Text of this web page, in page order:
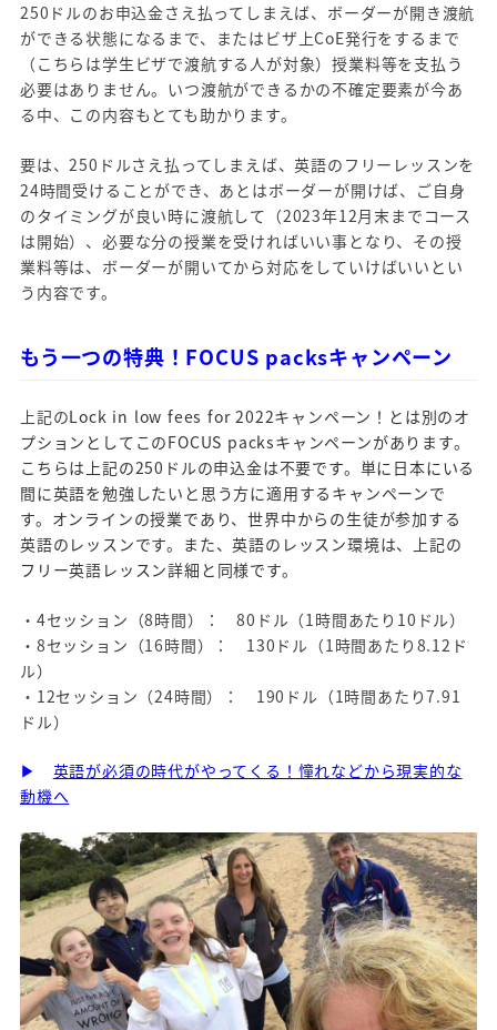
250ドルのお申込金さえ払ってしまえば、ボーダーが開き渡航
ができる状態になるまで、またはビザ上CoE発行をするまで
（こちらは学生ビザで渡航する人が対象）授業料等を支払う
必要はありません。いつ渡航ができるかの不確定要素が今あ
る中、この内容もとても助かります。
要は、250ドルさえ払ってしまえば、英語のフリーレッスンを
24時間受けることができ、あとはボーダーが開けば、ご自身
のタイミングが良い時に渡航して（2023年12月末までコース
は開始）、必要な分の授業を受ければいい事となり、その授
業料等は、ボーダーが開いてから対応をしていけばいいとい
う内容です。
もう一つの特典！FOCUS packsキャンペーン
上記のLock in low fees for 2022キャンペーン！とは別のオ
プションとしてこのFOCUS packsキャンペーンがあります。
こちらは上記の250ドルの申込金は不要です。単に日本にいる
間に英語を勉強したいと思う方に適用するキャンペーンで
す。オンラインの授業であり、世界中からの生徒が参加する
英語のレッスンです。また、英語のレッスン環境は、上記の
フリー英語レッスン詳細と同様です。
・4セッション（8時間）： 80ドル（1時間あたり10ドル）
・8セッション（16時間）： 130ドル（1時間あたり8.12ド
ル）
・12セッション（24時間）： 190ドル（1時間あたり7.91
ドル）
▶
英語が必須の時代がやってくる！憧れなどから現実的な
動機へ